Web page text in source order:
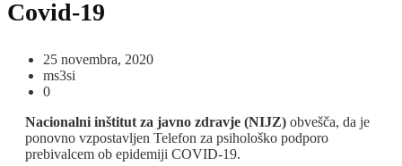
Covid-19
25 novembra, 2020
ms3si
0
Nacionalni inštitut za javno zdravje (NIJZ) obvešča, da je
ponovno vzpostavljen Telefon za psihološko podporo
prebivalcem ob epidemiji COVID-19.